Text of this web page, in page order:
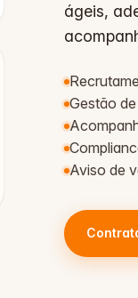
ágeis,
Gestão
Aviso de